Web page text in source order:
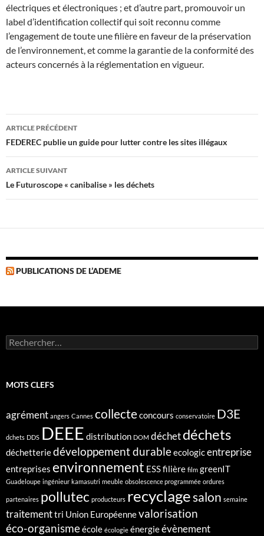
électriques et électroniques ; et d’autre part, promouvoir un
label d’identification collectif qui soit reconnu comme
l’engagement de toute une filière en faveur de la préservation
de l’environnement, et comme la garantie de la conformité des
acteurs concernés à la réglementation en vigueur.
Navigation
des
articles
ARTICLE PRÉCÉDENT
FEDEREC publie un guide pour lutter contre les sites illégaux
ARTICLE SUIVANT
Le Futuroscope « canibalise » les déchets
PUBLICATIONS DE L’ADEME
Rechercher :
MOTS CLEFS
agrément angers Cannes collecteconcours conservatoire D3E
dchets DDS DEEE distribution DOM déchetdéchets
déchetteriedéveloppement durableecologicentreprise
entreprises environnement ESSfilière film greenIT
Guadeloupe ingénieur kamasutri meuble obsolescence programmée ordures
partenaires pollutec producteurs recyclagesalon semaine
traitementtri Union Européennevalorisation
éco-organismeécole écologie énergieévènement